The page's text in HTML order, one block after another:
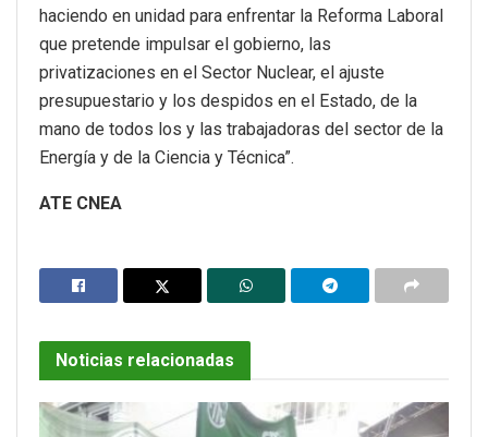
haciendo en unidad para enfrentar la Reforma Laboral
que pretende impulsar el gobierno, las
privatizaciones en el Sector Nuclear, el ajuste
presupuestario y los despidos en el Estado, de la
mano de todos los y las trabajadoras del sector de la
Energía y de la Ciencia y Técnica”.
ATE CNEA
Noticias relacionadas